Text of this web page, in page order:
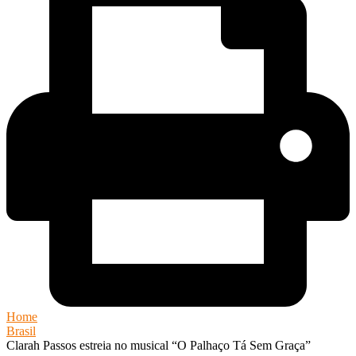
Home
Brasil
Clarah Passos estreia no musical “O Palhaço Tá Sem Graça”